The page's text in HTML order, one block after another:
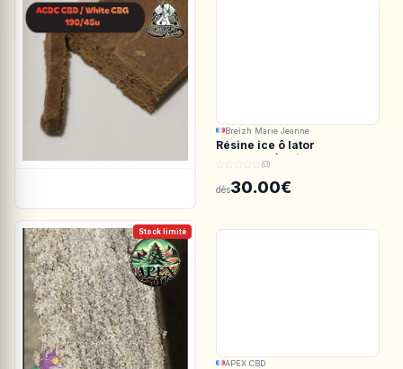
Breizh Marie Jeanne
Résine ice ô lator
ACDC.CBD/White CBG
(0)
dès30.00€
Stock limité
APEX CBD